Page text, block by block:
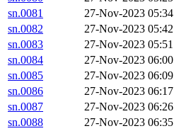
sn.0081
27-Nov-2023 05:34
sn.0082
27-Nov-2023 05:42
sn.0083
27-Nov-2023 05:51
sn.0084
27-Nov-2023 06:00
sn.0085
27-Nov-2023 06:09
sn.0086
27-Nov-2023 06:17
sn.0087
27-Nov-2023 06:26
sn.0088
27-Nov-2023 06:35